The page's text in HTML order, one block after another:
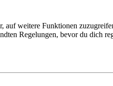
auf weitere Funktionen
Regelungen, bevor du dich